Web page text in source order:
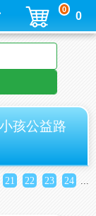
0
0
孩公益路
21 22 23 24